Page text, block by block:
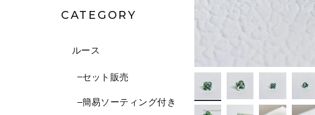
CATEGORY
ルース
セット販売
簡易ソーティング付き